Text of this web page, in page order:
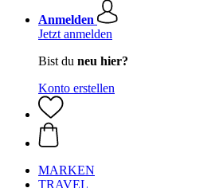
Anmelden
Jetzt anmelden
Bist du neu hier?
Konto erstellen
MARKEN
TRAVEL